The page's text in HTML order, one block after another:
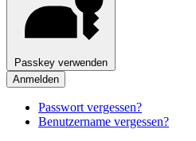
Passkey verwenden
Anmelden
Passwort vergessen?
Benutzername vergessen?